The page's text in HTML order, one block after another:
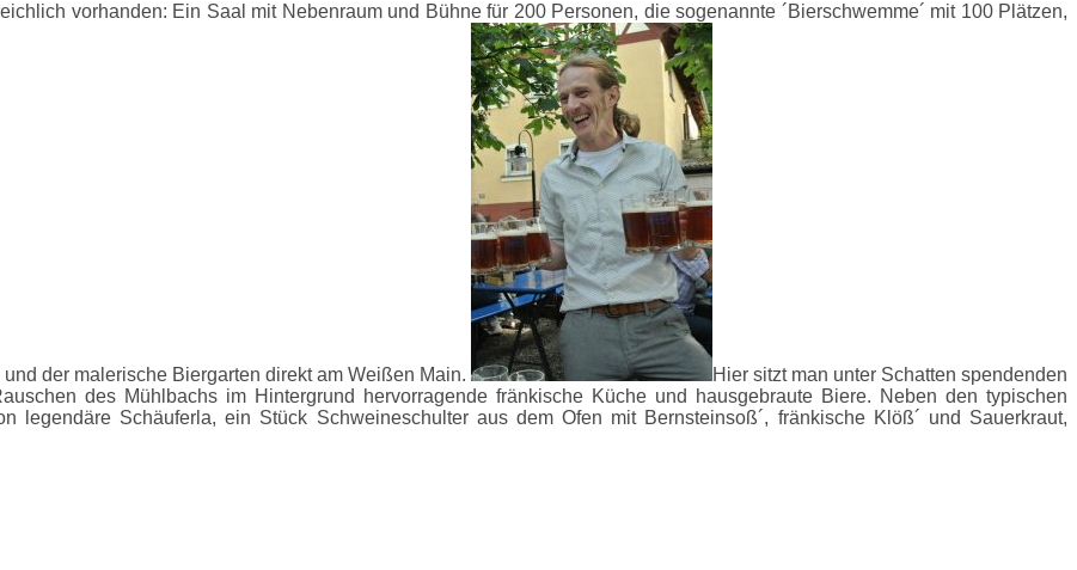
vorhanden: Ein Saal mit Nebenraum und Bühne für 200 Personen, die sogenannte ´Bierschwemme´ mit 100 Plätzen,
der malerische Biergarten direkt am Weißen Main.
Hier sitzt man unter Schatten spendenden
des Mühlbachs im Hintergrund hervorragende fränkische Küche und hausgebraute Biere. Neben den typischen
legendäre Schäuferla, ein Stück Schweineschulter aus dem Ofen mit Bernsteinsoß´, fränkische Klöß´ und Sauerkraut,